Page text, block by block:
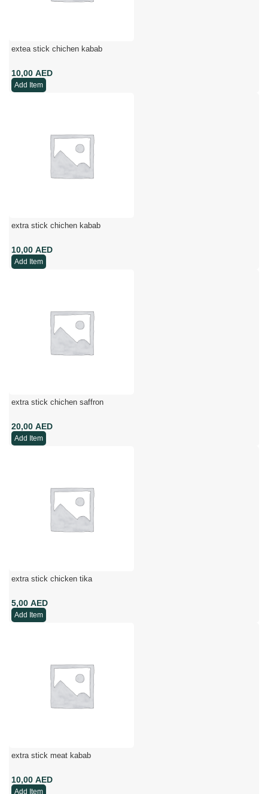
extea stick chichen kabab
AED
Add Item
extra stick chichen kabab
AED
Add Item
extra stick chichen saffron
AED
Add Item
extra stick chicken tika
AED
Add Item
extra stick meat kabab
AED
Add Item